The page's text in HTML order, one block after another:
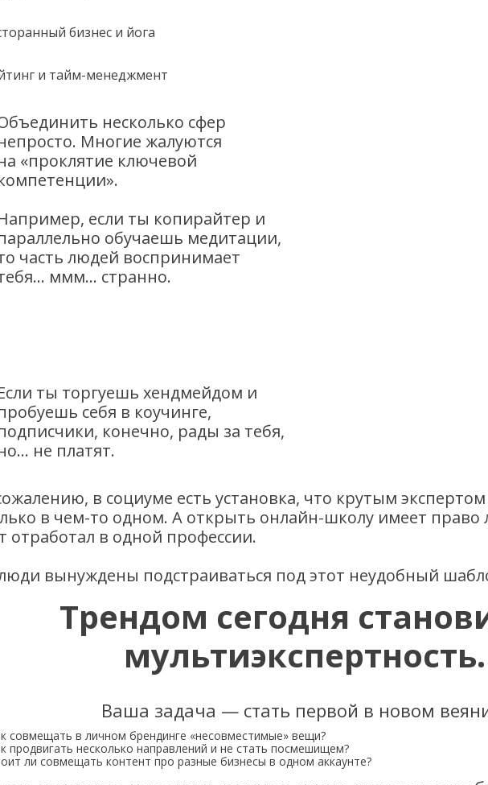
бизнес и йога
и тайм-менеджмент
несколько сфер
Многие жалуются
«проклятие ключевой
если ты копирайтер и
обучаешь медитации,
часть людей воспринимает
ммм… странно.
ты торгуешь хендмейдом и
себя в коучинге,
конечно, рады за тебя,
не платят.
в социуме есть установка, что крутым
в чем-то одном. А открыть онлайн-школу имеет право
отработал в одной профессии.
вынуждены подстраиваться под этот неудобный
Трендом сегодня
мультиэкспертность.
Ваша задача — стать первой в новом
совмещать в личном брендинге «несовместимые» вещи?
продвигать несколько направлений и не стать посмешищем?
ли совмещать контент про разные бизнесы в одном аккаунте?